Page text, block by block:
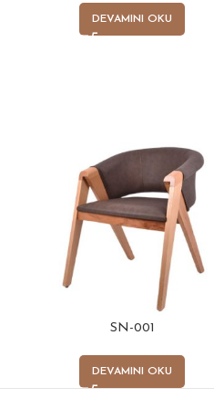
DEVAMINI OKU
SN-001
DEVAMINI OKU